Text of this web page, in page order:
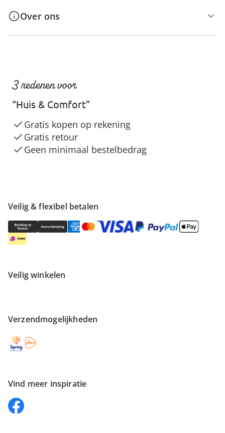
Over ons
Veilig & flexibel betalen
Veilig winkelen
Verzendmogelijkheden
Vind meer inspiratie
3 redenen voor
“Huis & Comfort”
Gratis kopen op rekening
Gratis retour
Geen minimaal bestelbedrag